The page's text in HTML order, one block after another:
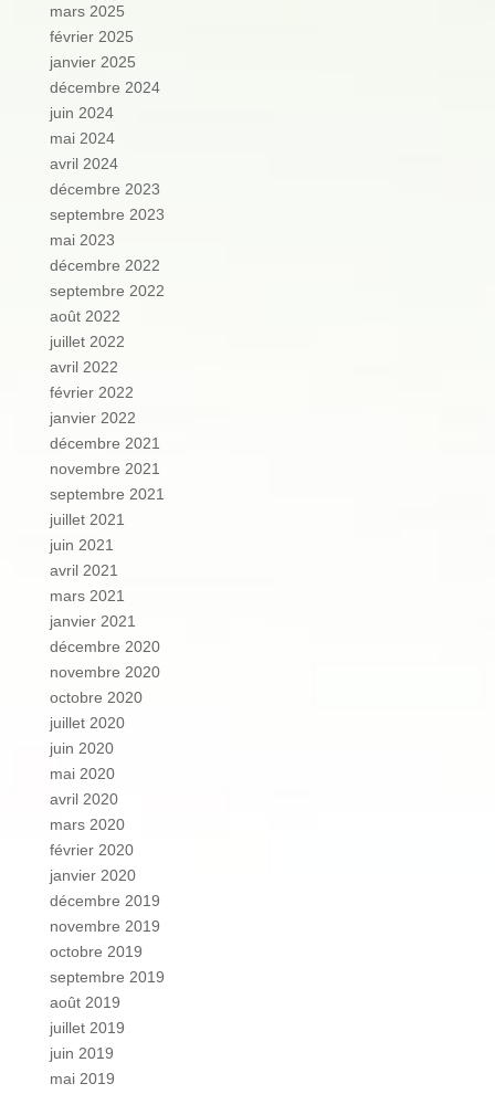
mars 2025
février 2025
janvier 2025
décembre 2024
juin 2024
mai 2024
avril 2024
décembre 2023
septembre 2023
mai 2023
décembre 2022
septembre 2022
août 2022
juillet 2022
avril 2022
février 2022
janvier 2022
décembre 2021
novembre 2021
septembre 2021
juillet 2021
juin 2021
avril 2021
mars 2021
janvier 2021
décembre 2020
novembre 2020
octobre 2020
juillet 2020
juin 2020
mai 2020
avril 2020
mars 2020
février 2020
janvier 2020
décembre 2019
novembre 2019
octobre 2019
septembre 2019
août 2019
juillet 2019
juin 2019
mai 2019